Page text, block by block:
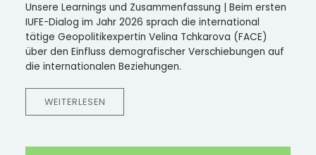
Unsere Learnings und Zusammenfassung | Beim ersten
IUFE-Dialog im Jahr 2026 sprach die international
tätige Geopolitikexpertin Velina Tchkarova (FACE)
über den Einfluss demografischer Verschiebungen auf
die internationalen Beziehungen.
WEITERLESEN